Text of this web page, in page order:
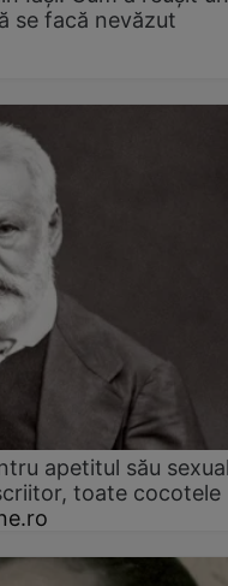
se facă nevăzut
apetitul său
toate cocotele